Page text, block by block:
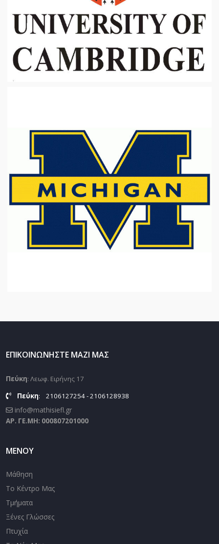
ΕΠΙΚΟΙΝΩΝΉΣΤΕ ΜΑΖΊ ΜΑΣ
Πεύκη: Λεωφ. Ειρήνης 17
Πεύκη: 2106127254 - 2106128938
info@mathisiefl.gr
ΑΡ. ΓΕ.ΜΗ: 000807201000
ΜΕΝΟΎ
Μάθηση
Το Κέντρο Μας
Τμήματα
Ξένες Γλώσσες
Πτυχία